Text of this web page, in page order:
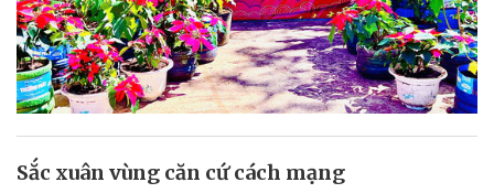
Sắc xuân vùng căn cứ cách mạng